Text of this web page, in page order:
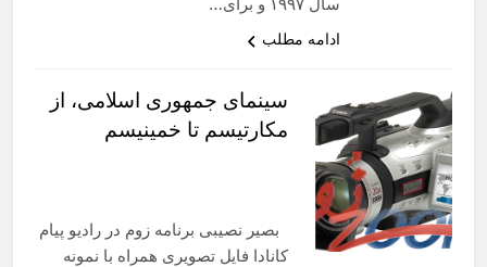
ادامه مطلب
سینمای جمهوری اسلامی، از
مکارتیسم تا خمینیسم
بصیر نصیبی برنامه زوم در رادیو پیام
کانادا فایل تصویری همراه با نمونه